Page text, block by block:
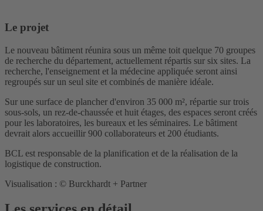
Le projet
Le nouveau bâtiment réunira sous un même toit quelque 70 groupes
de recherche du département, actuellement répartis sur six sites. La
recherche, l'enseignement et la médecine appliquée seront ainsi
regroupés sur un seul site et combinés de manière idéale.
Sur une surface de plancher d'environ 35 000 m², répartie sur trois
sous-sols, un rez-de-chaussée et huit étages, des espaces seront créés
pour les laboratoires, les bureaux et les séminaires. Le bâtiment
devrait alors accueillir 900 collaborateurs et 200 étudiants.
BCL est responsable de la planification et de la réalisation de la
logistique de construction.
Visualisation : © Burckhardt + Partner